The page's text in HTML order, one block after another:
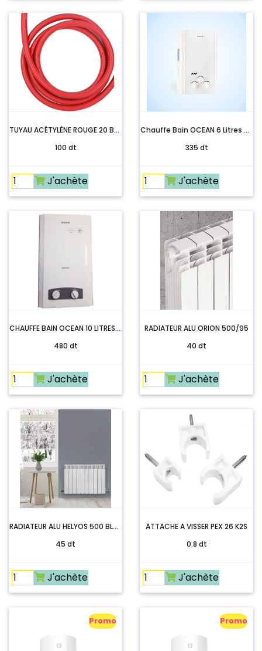
TUYAU ACÉTYLÈNE ROUGE 20 BAR (50 mètres)
100 dt
J'achète
Chauffe Bain OCEAN 6 Litres Gaz Bouteille Blanc
335 dt
J'achète
CHAUFFE BAIN OCEAN 10 LITRES GAZ BOUTEILLE - BLANC
480 dt
J'achète
RADIATEUR ALU ORION 500/95
40 dt
J'achète
RADIATEUR ALU HELYOS 500 BLANC
45 dt
J'achète
ATTACHE A VISSER PEX 26 K2S
0.8 dt
J'achète
Promo Promo